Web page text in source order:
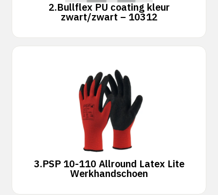
2.Bullflex PU coating kleur
zwart/zwart – 10312
3.PSP 10-110 Allround Latex Lite
Werkhandschoen